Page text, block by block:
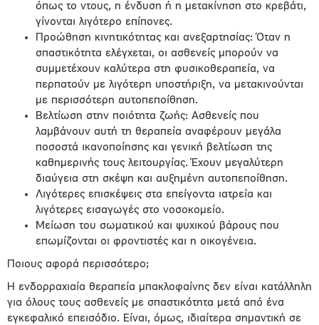
όπως το ντους, η ένδυση ή η μετακίνηση στο κρεβάτι,
γίνονται λιγότερο επίπονες.
Προώθηση κινητικότητας και ανεξαρτησίας: Όταν η
σπαστικότητα ελέγχεται, οι ασθενείς μπορούν να
συμμετέχουν καλύτερα στη φυσικοθεραπεία, να
περπατούν με λιγότερη υποστήριξη, να μετακινούνται
με περισσότερη αυτοπεποίθηση.
Βελτίωση στην ποιότητα ζωής: Ασθενείς που
λαμβάνουν αυτή τη θεραπεία αναφέρουν μεγάλα
ποσοστά ικανοποίησης και γενική βελτίωση της
καθημερινής τους λειτουργίας. Έχουν μεγαλύτερη
διαύγεια στη σκέψη και αυξημένη αυτοπεποίθηση.
Λιγότερες επισκέψεις στα επείγοντα ιατρεία και
λιγότερες εισαγωγές στο νοσοκομείο.
Μείωση του σωματικού και ψυχικού βάρους που
επωμίζονται οι φροντιστές και η οικογένεια.
Ποιους αφορά περισσότερο;
Η ενδορραχιαία θεραπεία μπακλοφαίνης δεν είναι κατάλληλη
για όλους τους ασθενείς με σπαστικότητα μετά από ένα
εγκεφαλικό επεισόδιο. Είναι, όμως, ιδιαίτερα σημαντική σε